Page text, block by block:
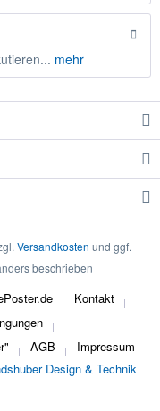
mehr
Versandkosten und ggf.
beschrieben
Kontakt
AGB
Impressum
Design & Technik